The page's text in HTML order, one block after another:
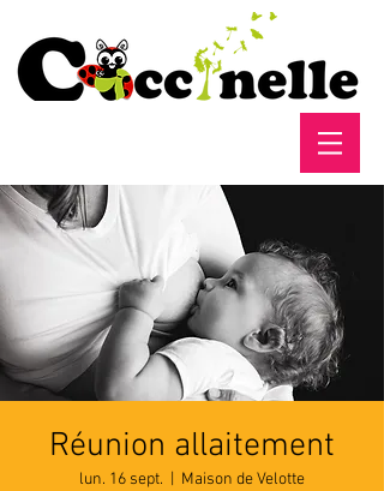
Réunion allaitement
lun. 16 sept. Maison de Velotte